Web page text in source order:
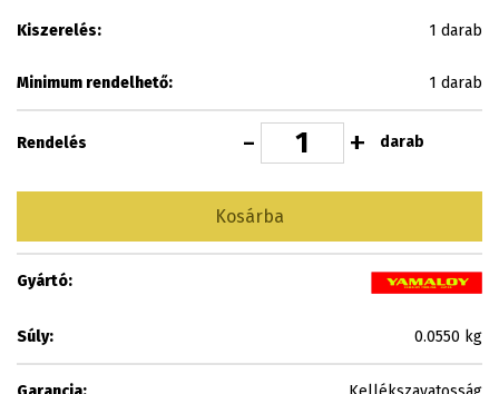
Kiszerelés: 1 darab
Minimum rendelhető: 1 darab
Rendelés - + darab
Kosárba
Gyártó:
Súly: 0.0550 kg